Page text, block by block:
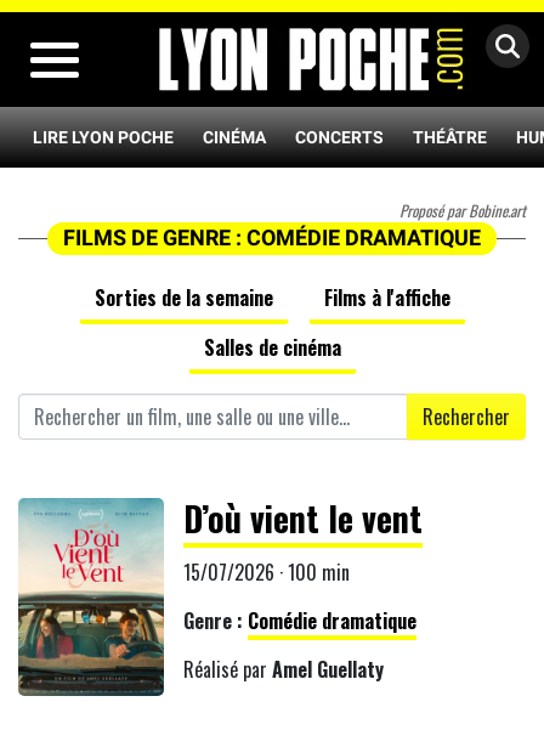
LIRE LYON POCHE CINÉMA CONCERTS THÉÂTRE
Proposé par Bobine.art
FILMS DE GENRE : COMÉDIE DRAMATIQUE
Sorties de la semaine
Films à l'affiche
Salles de cinéma
Rechercher
D’où vient le vent
15/07/2026 · 100 min
Genre : Comédie dramatique
Réalisé par Amel Guellaty